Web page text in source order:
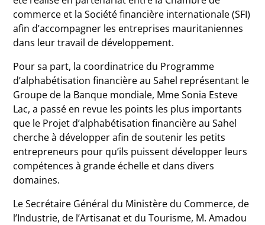
commerce et la Société financière internationale (SFI)
afin d’accompagner les entreprises mauritaniennes
dans leur travail de développement.
Pour sa part, la coordinatrice du Programme
d’alphabétisation financière au Sahel représentant le
Groupe de la Banque mondiale, Mme Sonia Esteve
Lac, a passé en revue les points les plus importants
que le Projet d’alphabétisation financière au Sahel
cherche à développer afin de soutenir les petits
entrepreneurs pour qu’ils puissent développer leurs
compétences à grande échelle et dans divers
domaines.
Le Secrétaire Général du Ministère du Commerce, de
l’Industrie, de l’Artisanat et du Tourisme, M. Amadou